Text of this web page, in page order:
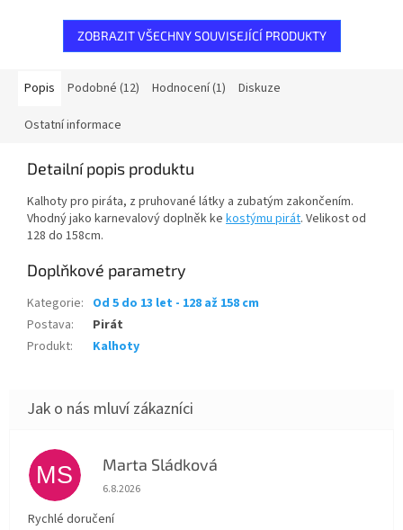
ZOBRAZIT VŠECHNY SOUVISEJÍCÍ PRODUKTY
Popis Podobné (12) Hodnocení (1) Diskuze
Ostatní informace
Detailní popis produktu
Kalhoty pro piráta, z pruhované látky a zubatým zakončením.
Vhodný jako karnevalový doplněk ke kostýmu pirát. Velikost od
128 do 158cm.
Doplňkové parametry
Kategorie: Od 5 do 13 let - 128 až 158 cm
Postava:
Pirát
Produkt: Kalhoty
MS Marta Sládková
Hodnocení obchodu je 5 z 5 hvězdiček.
6.8.2026
Rychlé doručení